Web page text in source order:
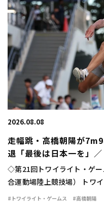
2026.08.08
走幅跳・高橋朝陽が
退「最後は日本一を」
◇第21回トワイライト・ゲ
合運動場陸上競技場） トワ
幅跳は高橋朝陽（東海大）
#トワイライト・ゲームス #高橋朝陽